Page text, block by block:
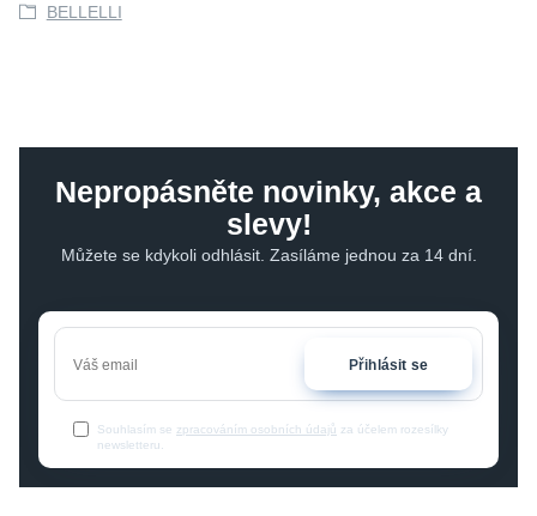
BELLELLI
Nepropásněte novinky, akce a
slevy!
Můžete se kdykoli odhlásit. Zasíláme jednou za 14 dní.
Přihlásit se
Souhlasím se zpracováním osobních údajů za účelem rozesílky
newsletteru.